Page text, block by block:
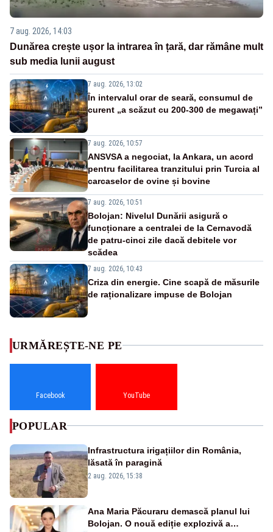
7 aug. 2026, 14:03
Dunărea crește ușor la intrarea în țară, dar rămâne mult
sub media lunii august
7 aug. 2026, 13:02
În intervalul orar de seară, consumul de
curent „a scăzut cu 200-300 de megawați”
7 aug. 2026, 10:57
ANSVSA a negociat, la Ankara, un acord
pentru facilitarea tranzitului prin Turcia al
carcaselor de ovine și bovine
7 aug. 2026, 10:51
Bolojan: Nivelul Dunării asigură o
funcționare a centralei de la Cernavodă
de patru-cinci zile dacă debitele vor
scădea
7 aug. 2026, 10:43
Criza din energie. Cine scapă de măsurile
de raționalizare impuse de Bolojan
URMĂREȘTE-NE PE
Facebook YouTube
POPULAR
Infrastructura irigațiilor din România,
lăsată în paragină
2 aug. 2026, 15:38
Ana Maria Păcuraru demască planul lui
Bolojan. O nouă ediție explozivă a